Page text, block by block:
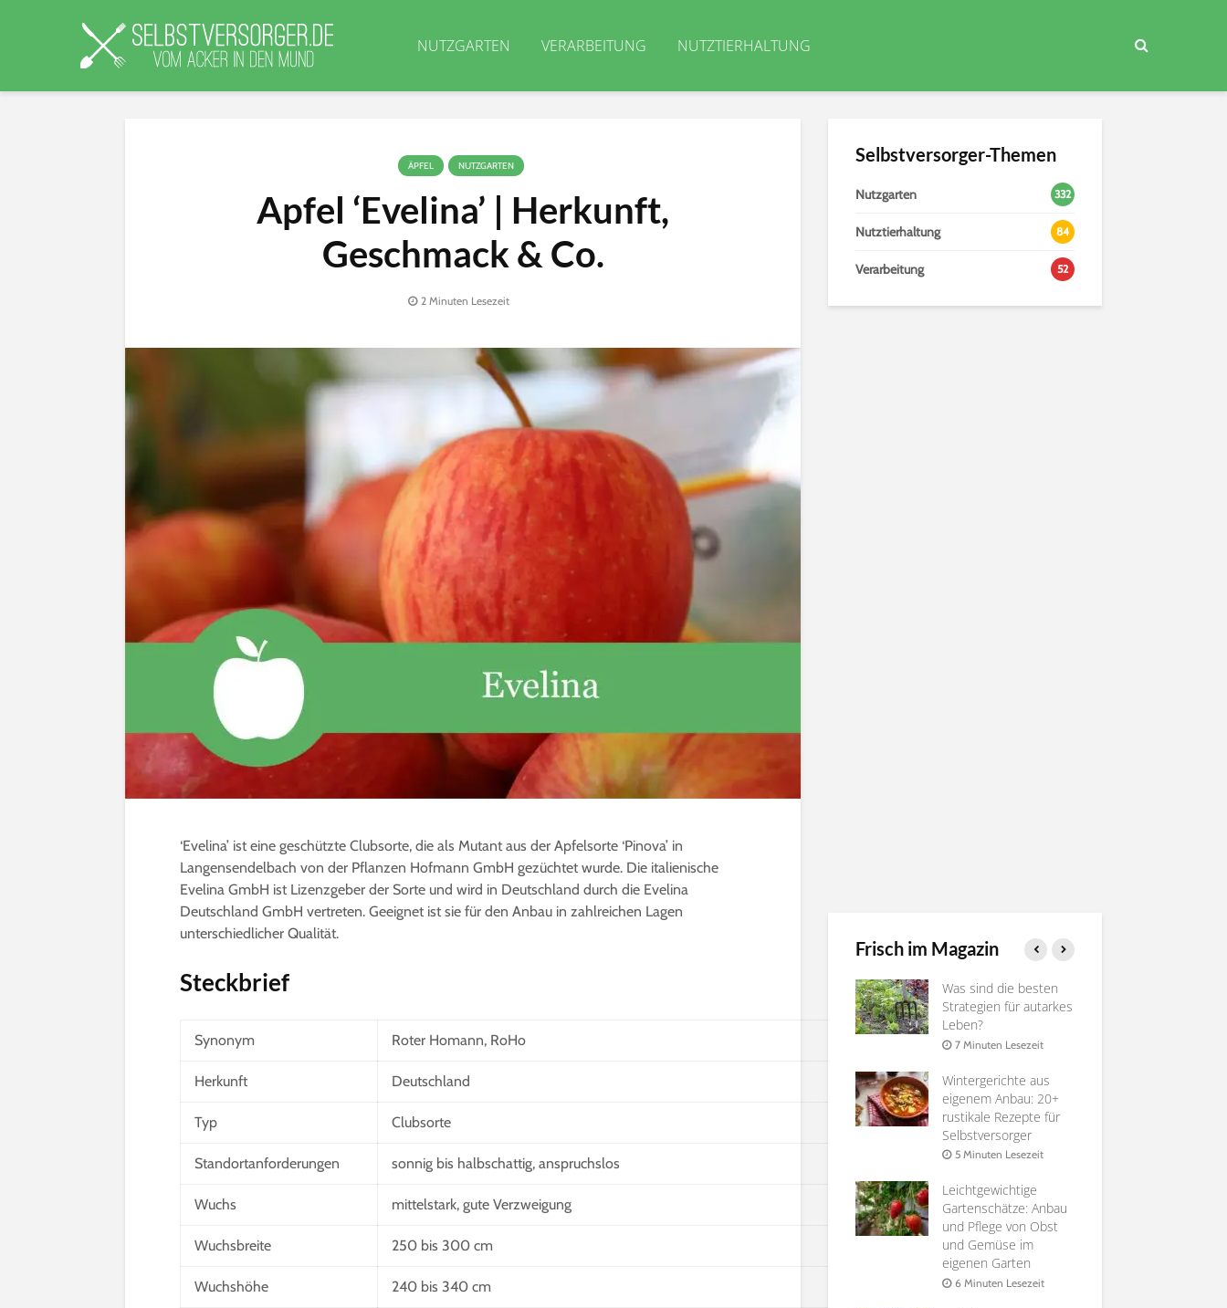
NUTZGARTEN VERARBEITUNG NUTZTIERHALTUNG
ÄPFEL NUTZGARTEN
Apfel ‘Evelina’ | Herkunft,
Geschmack & Co.
2 Minuten Lesezeit
‘Evelina’ ist eine geschützte Clubsorte, die als Mutant aus der Apfelsorte ‘Pinova’ in
Langensendelbach von der Pflanzen Hofmann GmbH gezüchtet wurde. Die italienische
Evelina GmbH ist Lizenzgeber der Sorte und wird in Deutschland durch die Evelina
Deutschland GmbH vertreten. Geeignet ist sie für den Anbau in zahlreichen Lagen
unterschiedlicher Qualität.
Steckbrief
Synonym Roter Homann, RoHo
Herkunft Deutschland
Typ Clubsorte
Standortanforderungen sonnig bis halbschattig, anspruchslos
Wuchs mittelstark, gute Verzweigung
Wuchsbreite 250 bis 300 cm
Wuchshöhe 240 bis 340 cm
Selbstversorger-Themen
Nutzgarten 332
Nutztierhaltung 84
Verarbeitung 52
Frisch im Magazin
Affenbrotbaum,
Adansonia | Pflege-
8 Minuten Lesezeit
Was sind die besten
Strategien für autarkes
Leben?
7 Minuten Lesezeit
Wintergerichte aus
eigenem Anbau: 20+
rustikale Rezepte für
Selbstversorger
5 Minuten Lesezeit
Leichtgewichtige
Gartenschätze: Anbau
und Pflege von Obst
und Gemüse im
eigenen Garten
6 Minuten Lesezeit